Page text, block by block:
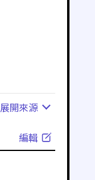
展開來源
編輯